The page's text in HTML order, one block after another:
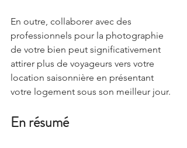
En outre, collaborer avec des
professionnels pour la photographie
de votre bien peut significativement
attirer plus de voyageurs vers votre
location saisonnière en présentant
votre logement sous son meilleur jour.
En résumé